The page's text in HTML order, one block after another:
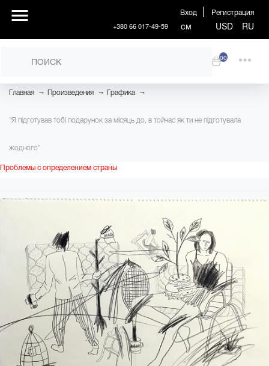
Вход Регистрация
+380 66 017-49-59 см USD RU
00
Главная → Произведения → Графика →
"Я підготував тобі подарунок за місяць до, в тойчас як ти не підготувала
жодного"
Проблемы с определением страны